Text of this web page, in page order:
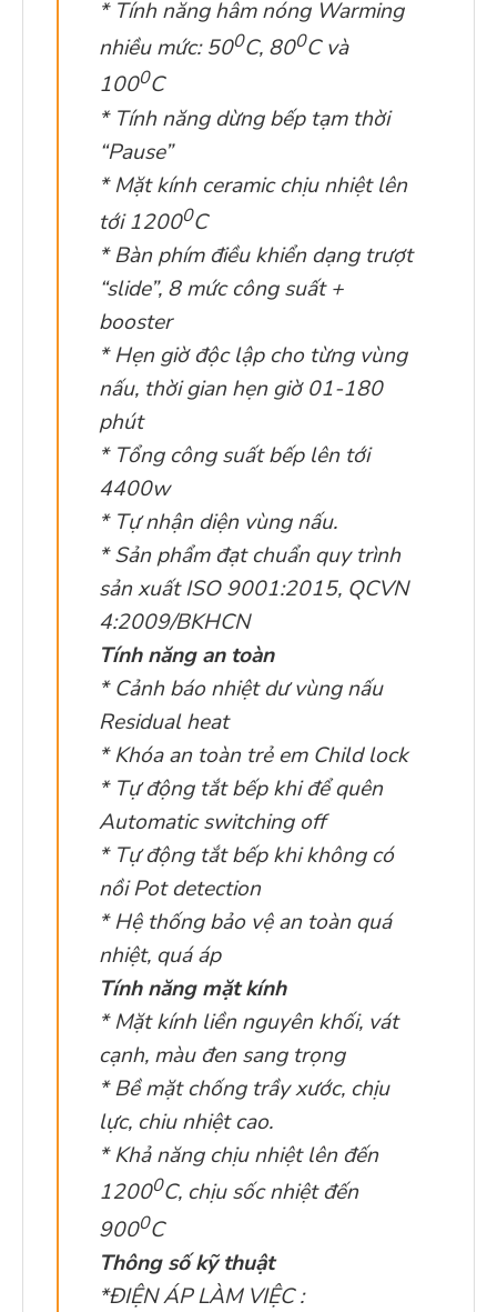
* Tính năng hâm nóng Warming
nhiều mức: 500C, 800C và
1000C
* Tính năng dừng bếp tạm thời
“Pause”
* Mặt kính ceramic chịu nhiệt lên
tới 12000C
* Bàn phím điều khiển dạng trượt
“slide”, 8 mức công suất +
booster
* Hẹn giờ độc lập cho từng vùng
nấu, thời gian hẹn giờ 01-180
phút
* Tổng công suất bếp lên tới
4400w
* Tự nhận diện vùng nấu.
* Sản phẩm đạt chuẩn quy trình
sản xuất ISO 9001:2015, QCVN
4:2009/BKHCN
Tính năng an toàn
* Cảnh báo nhiệt dư vùng nấu
Residual heat
* Khóa an toàn trẻ em Child lock
* Tự động tắt bếp khi để quên
Automatic switching off
* Tự động tắt bếp khi không có
nồi Pot detection
* Hệ thống bảo vệ an toàn quá
nhiệt, quá áp
Tính năng mặt kính
* Mặt kính liền nguyên khối, vát
cạnh, màu đen sang trọng
* Bề mặt chống trầy xước, chịu
lực, chiu nhiệt cao.
* Khả năng chịu nhiệt lên đến
12000C, chịu sốc nhiệt đến
9000C
Thông số kỹ thuật
*ĐIỆN ÁP LÀM VIỆC :